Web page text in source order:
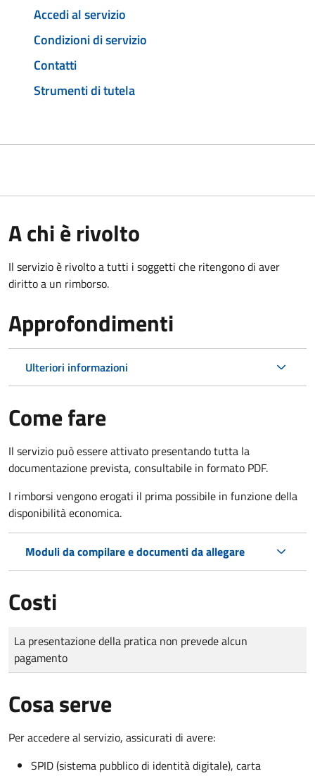
Accedi al servizio
Condizioni di servizio
Contatti
Strumenti di tutela
A chi è rivolto
Il servizio è rivolto a tutti i soggetti che ritengono di aver
diritto a un rimborso.
Approfondimenti
Ulteriori informazioni
Come fare
Il servizio può essere attivato presentando tutta la
documentazione prevista, consultabile in formato PDF.
I rimborsi vengono erogati il prima possibile in funzione della
disponibilità economica.
Moduli da compilare e documenti da allegare
Costi
Tipo di pagamento
Importo
La presentazione della pratica non prevede alcun
pagamento
Cosa serve
Per accedere al servizio, assicurati di avere:
SPID (sistema pubblico di identità digitale), carta